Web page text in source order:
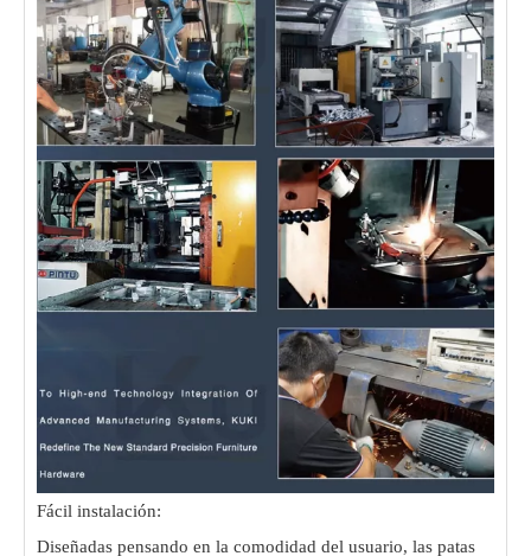
Fácil instalación:
Diseñadas pensando en la comodidad del usuario, las patas